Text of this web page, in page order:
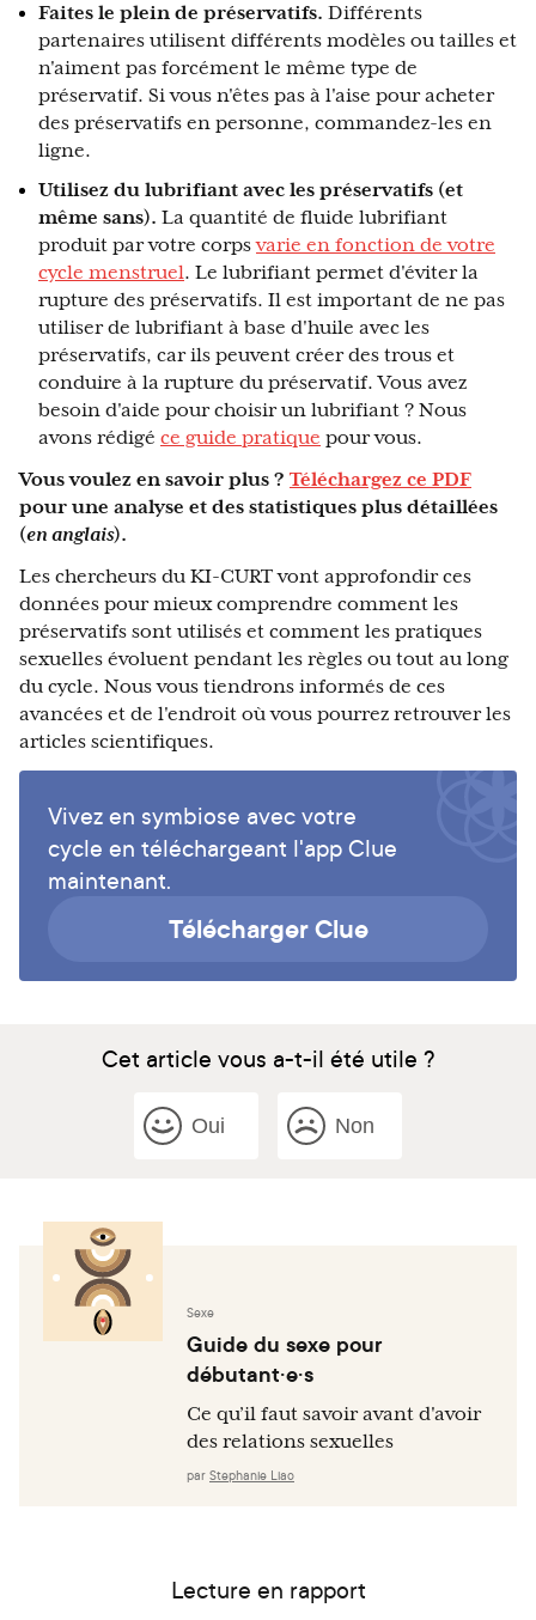
Faites le plein de préservatifs. Différents
partenaires utilisent différents modèles ou tailles et
n'aiment pas forcément le même type de
préservatif. Si vous n'êtes pas à l'aise pour acheter
des préservatifs en personne, commandez-les en
ligne.
Utilisez du lubrifiant avec les préservatifs (et
même sans). La quantité de fluide lubrifiant
produit par votre corpsvarie en fonction de votre
cycle menstruel. Le lubrifiant permet d'éviter la
rupture des préservatifs. Il est important de ne pas
utiliser de lubrifiant à base d'huile avec les
préservatifs, car ils peuvent créer des trous et
conduire à la rupture du préservatif. Vous avez
besoin d'aide pour choisir un lubrifiant ? Nous
avons rédigé ce guide pratique pour vous.
Vous voulez en savoir plus ? Téléchargez ce PDF
pour une analyse et des statistiques plus détaillées
(en anglais).
Les chercheurs du KI-CURT vont approfondir ces
données pour mieux comprendre comment les
préservatifs sont utilisés et comment les pratiques
sexuelles évoluent pendant les règles ou tout au long
du cycle. Nous vous tiendrons informés de ces
avancées et de l'endroit où vous pourrez retrouver les
articles scientifiques.
Vivez en symbiose avec votre
cycle en téléchargeant l'app Clue
maintenant.
Télécharger Clue
Cet article vous a-t-il été utile ?
Oui Non
Sexe
Guide du sexe pour
débutant·e·s
Ce qu’il faut savoir avant d'avoir
des relations sexuelles
par Stephanie Liao
Lecture en rapport